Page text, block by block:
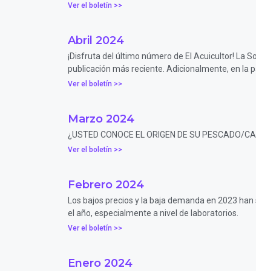
Ver el boletín >>
Abril 2024
¡Disfruta del último número de El Acuicultor! La
publicación más reciente. Adicionalmente, en la
Ver el boletín >>
Marzo 2024
¿USTED CONOCE EL ORIGEN DE SU
Ver el boletín >>
Febrero 2024
Los bajos precios y la baja demanda en 2023
el año, especialmente a nivel de laboratorios.
Ver el boletín >>
Enero 2024